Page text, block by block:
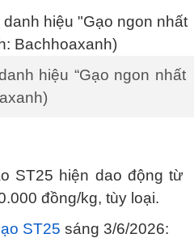
hiệu “Gạo ngon nhất
ST25 hiện dao động từ
đồng/kg, tùy loại.
ST25 sáng 3/6/2026: